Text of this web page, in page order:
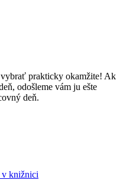
vybrať prakticky okamžite! Ak
odošleme vám ju ešte
deň.
knižnici